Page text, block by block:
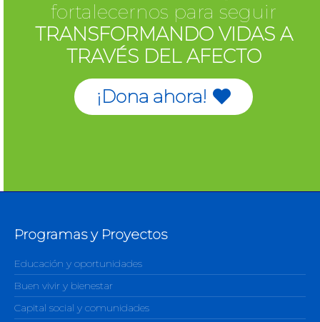
fortalecernos para seguir
TRANSFORMANDO VIDAS A
TRAVÉS DEL AFECTO
¡Dona ahora!
Programas y Proyectos
Educación y oportunidades
Buen vivir y bienestar
Capital social y comunidades